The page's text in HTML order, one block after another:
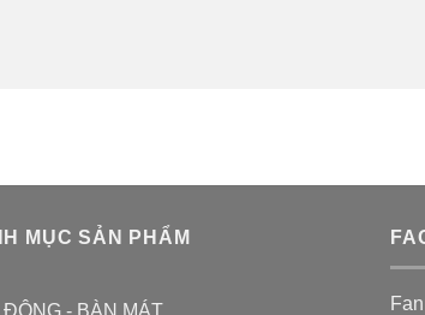
MỤC SẢN PHẨM
ĐÔNG - BÀN MÁT